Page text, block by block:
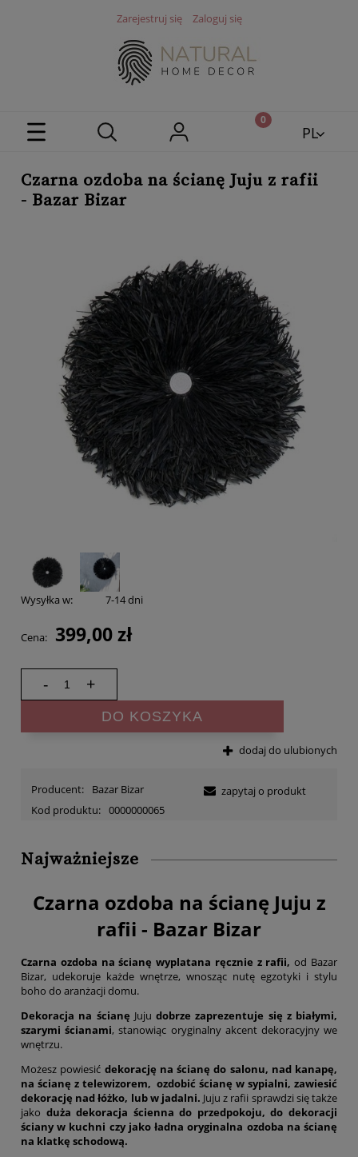
Zarejestruj się Zaloguj się
PL
Czarna ozdoba na ścianę Juju z rafii
- Bazar Bizar
Wysyłka w: 7-14 dni
Cena: 399,00 zł
- +
DO KOSZYKA
dodaj do ulubionych
Producent:
Bazar Bizar
Kod produktu: 0000000065
zapytaj o produkt
Najważniejsze
Czarna ozdoba na ścianę Juju z
rafii - Bazar Bizar
Czarna ozdoba na ścianę wyplatana ręcznie z rafii,od Bazar
Bizar, udekoruje każde wnętrze, wnosząc nutę egzotyki i stylu
boho do aranżacji domu.
Dekoracja na ścianę Juju dobrze zaprezentuje się z białymi,
szarymi ścianami, stanowiąc oryginalny akcent dekoracyjny we
wnętrzu.
Możesz powiesić dekorację na ścianę do salonu, nad kanapę,
na ścianę z telewizorem, ozdobić ścianę w sypialni, zawiesić
dekorację nad łóżko, lub w jadalni. Juju z rafii sprawdzi się także
jako duża dekoracja ścienna do przedpokoju, do dekoracji
ściany w kuchni czy jako ładna oryginalna ozdoba na ścianę
na klatkę schodową.